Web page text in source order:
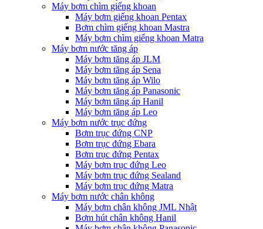
Máy bơm chìm giếng khoan
Máy bơm giếng khoan Pentax
Bơm chìm giếng khoan Mastra
Máy bơm chìm giếng khoan Matra
Máy bơm nước tăng áp
Máy bơm tăng áp JLM
Máy bơm tăng áp Sena
Máy bơm tăng áp Wilo
Máy bơm tăng áp Panasonic
Máy bơm tăng áp Hanil
Máy bơm tăng áp Leo
Máy bơm nước trục đứng
Bơm trục đứng CNP
Bơm trục đứng Ebara
Bơm trục đứng Pentax
Máy bơm trục đứng Leo
Máy bơm trục đứng Sealand
Máy bơm trục đứng Matra
Máy bơm nước chân không
Máy bơm chân không JML Nhật
Bơm hút chân không Hanil